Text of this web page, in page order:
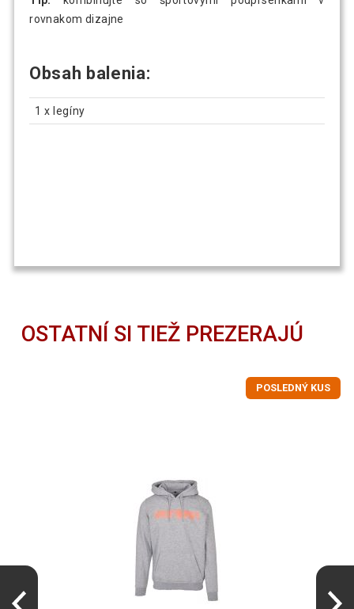
rovnakom dizajne
Obsah balenia:
1 x legíny
OSTATNÍ SI TIEŽ PREZERAJÚ
POSLEDNÝ KUS